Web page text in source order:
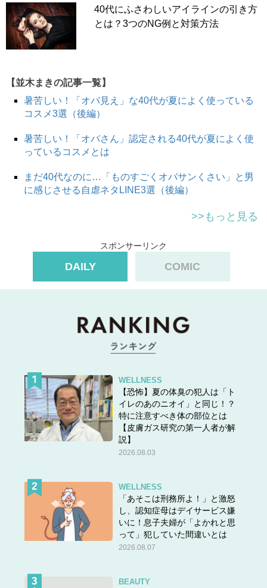
40代にふさわしいアイラインの引き方
とは？3つのNG例と対策方法
【並木まきの記事一覧】
暑苦しい！「オバ見え」な40代が夏によく使っている
コスメ3選（後編）
暑苦しい！「オバさん」認定される40代が夏によく使
っているコスメとは
まだ40代なのに…「ものすごくオバサンくさい」と男
に感じさせる自虐ネタLINE3選（後編）
>>もっと見る
スポンサーリンク
DAILY COMIC
WELLNESS
【恐怖】夏の体臭の犯人は「ト
イレのあのニオイ」と同じ！？
特に注意すべき体の部位とは
【皮膚ガス研究の第一人者が解
説】
2026.08.03
WELLNESS
「あそこは刑務所よ！」と激怒
し、認知症母はデイサービス嫌
いに！息子夫婦が「よかれと思
って」犯していた間違いとは
2026.08.07
BEAUTY